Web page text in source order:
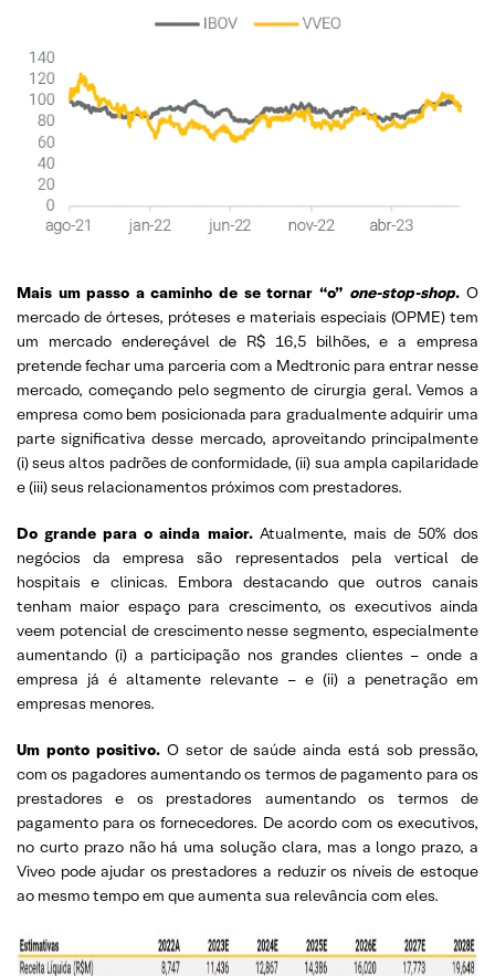
Mais um passo a caminho de se tornar “o” one-stop-shop.O
mercado de órteses, próteses e materiais especiais (OPME) tem
um mercado endereçável de R$ 16,5 bilhões, e a empresa
pretende fechar uma parceria com a Medtronic para entrar nesse
mercado, começando pelo segmento de cirurgia geral. Vemos a
empresa como bem posicionada para gradualmente adquirir uma
parte significativa desse mercado, aproveitando principalmente
(i) seus altos padrões de conformidade, (ii) sua ampla capilaridade
e (iii) seus relacionamentos próximos com prestadores.
Do grande para o ainda maior.Atualmente, mais de 50% dos
negócios da empresa são representados pela vertical de
hospitais e clinicas. Embora destacando que outros canais
tenham maior espaço para crescimento, os executivos ainda
veem potencial de crescimento nesse segmento, especialmente
aumentando (i) a participação nos grandes clientes – onde a
empresa já é altamente relevante – e (ii) a penetração em
empresas menores.
Um ponto positivo.O setor de saúde ainda está sob pressão,
com os pagadores aumentando os termos de pagamento para os
prestadores e os prestadores aumentando os termos de
pagamento para os fornecedores. De acordo com os executivos,
no curto prazo não há uma solução clara, mas a longo prazo, a
Viveo pode ajudar os prestadores a reduzir os níveis de estoque
ao mesmo tempo em que aumenta sua relevância com eles.